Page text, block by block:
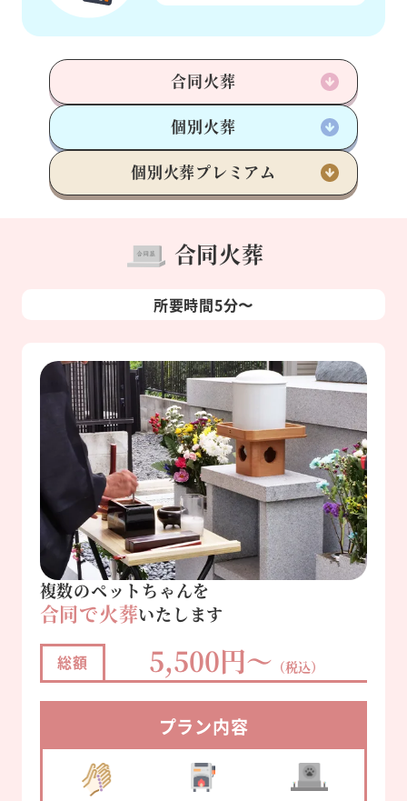
合同火葬
個別火葬
個別火葬プレミアム
合同火葬
所要時間5分〜
複数のペットちゃんを
合同で火葬いたします
総額 5,500円～ （税込）
プラン内容